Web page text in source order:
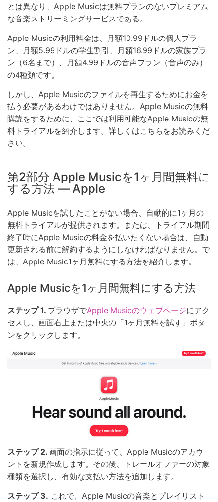
とは異なり、Apple Musicは無料プランのないプレミアム
な音楽ストリーミングサービスである。
Apple Musicの利用料金は、月額10.99ドルの個人プラ
ン、月額5.99ドルの学生割引、月額16.99ドルの家族プラ
ン（6名まで）、月額4.99ドルの音声プラン（音声のみ）
の4種類です。
しかし、Apple Musicのファイルを再生するためにお金を
払う必要があるわけではありません。Apple Musicの無料
購読をするために、ここでは利用可能なApple Musicの無
料トライアルを紹介します。詳しくはこちらをお読みくだ
さい。
第2部分 Apple Musicを1ヶ月間無料に
する方法 — Apple
Apple Musicを試したことがない場合、自動的に1ヶ月の
無料トライアルが提供されます。または、トライアル期間
終了時にApple Musicの料金を払いたくない場合は、自動
更新される前に解約するようにしなければなりません。で
は、Apple Music1ヶ月無料にする方法を紹介します。
Apple Musicを1ヶ月間無料にする方法
ステップ 1. ブラウザでApple Musicのウェブページにアク
セスし、画面右上または中央の「1ヶ月無料を試す」ボタ
ンをクリックします。
ステップ 2. 画面の指示に従って、Apple Musicのアカウ
ントを新規作成します。その後、トレールオファーの対象
種類を選択し、有効な支払い方法を追加します。
ステップ 3. これで、Apple Musicの音楽とプレイリスト